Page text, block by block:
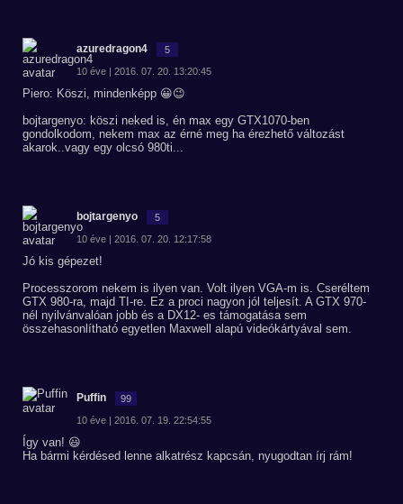
azuredragon4 5
10 éve | 2016. 07. 20. 13:20:45
Piero: Köszi, mindenképp 😀😉
bojtargenyo: köszi neked is, én max egy GTX1070-ben
gondolkodom, nekem max az érné meg ha érezhető változást
akarok..vagy egy olcsó 980ti...
bojtargenyo 5
10 éve | 2016. 07. 20. 12:17:58
Jó kis gépezet!
Processzorom nekem is ilyen van. Volt ilyen VGA-m is. Cseréltem
GTX 980-ra, majd TI-re. Ez a proci nagyon jól teljesít. A GTX 970-
nél nyilvánvalóan jobb és a DX12- es támogatása sem
összehasonlítható egyetlen Maxwell alapú videókártyával sem.
Puffin 99
10 éve | 2016. 07. 19. 22:54:55
Így van! 😃
Ha bármi kérdésed lenne alkatrész kapcsán, nyugodtan írj rám!